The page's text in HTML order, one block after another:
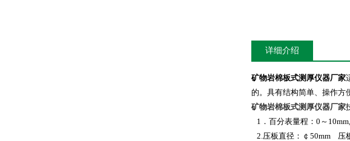
详细介绍
矿物岩棉板式测厚仪器厂家
的。具有结构简单、操作方
矿物岩棉板式测厚仪器厂家
1．百分表量程：0～
2.压板直径：￠50mm 压